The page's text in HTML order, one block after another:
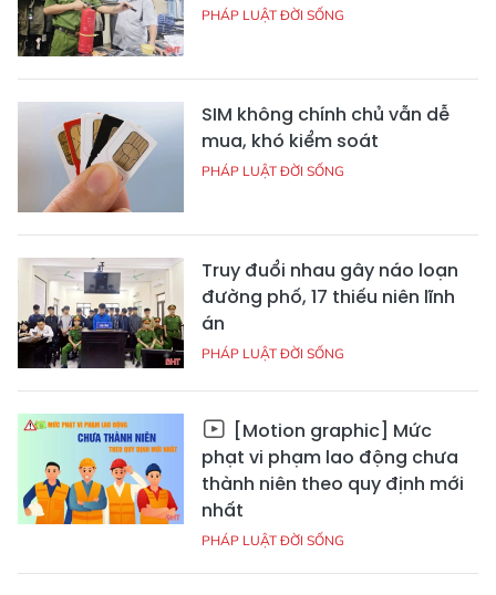
PHÁP LUẬT ĐỜI SỐNG
SIM không chính chủ vẫn dễ
mua, khó kiểm soát
PHÁP LUẬT ĐỜI SỐNG
Truy đuổi nhau gây náo loạn
đường phố, 17 thiếu niên lĩnh
án
PHÁP LUẬT ĐỜI SỐNG
[Motion graphic] Mức
phạt vi phạm lao động chưa
thành niên theo quy định mới
nhất
PHÁP LUẬT ĐỜI SỐNG